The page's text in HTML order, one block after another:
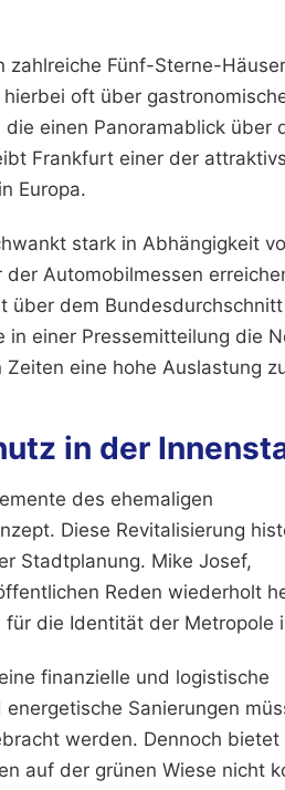
Fünf-Sterne-
oft über
einen Panoramablick über
Frankfurt einer der
Europa.
stark in Abhängigkeit
Automobilmessen
dem
einer Pressemitteilung die
eine hohe Auslastung
in der
des ehemaligen
Diese Revitalisierung
Stadtplanung. Mike Josef,
Reden wiederholt
die Identität der Metropole
finanzielle und logistische
Sanierungen
werden. Dennoch
auf der grünen Wiese nicht